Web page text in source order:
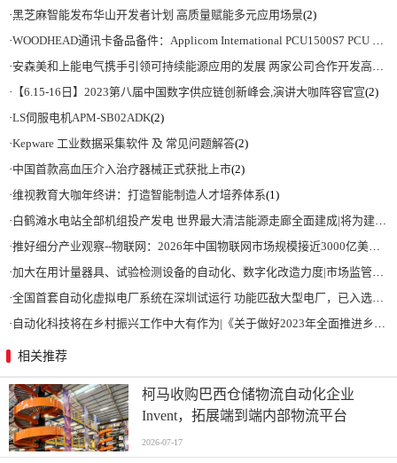
·黑芝麻智能发布华山开发者计划 高质量赋能多元应用场景(2)
·WOODHEAD通讯卡备品备件：Applicom International PCU1500S7 PCU 1500 S7 V4.5.0
·安森美和上能电气携手引领可持续能源应用的发展 两家公司合作开发高性能储能和太阳能组串式逆变器方案 以实现可持续的未来
· 【6.15-16日】2023第八届中国数字供应链创新峰会,演讲大咖阵容官宣(2)
·LS伺服电机APM-SB02ADK(2)
·Kepware 工业数据采集软件 及 常见问题解答(2)
·中国首款高血压介入治疗器械正式获批上市(2)
·维视教育大咖年终讲：打造智能制造人才培养体系(1)
·白鹤滩水电站全部机组投产发电 世界最大清洁能源走廊全面建成|将为建设新型能源体系、保障国家能源安全、实现“双碳”目标提供有力支撑
·推好细分产业观察--物联网：2026年中国物联网市场规模接近3000亿美元 智慧工厂、智慧城市、智慧电网等将占60%以上
·加大在用计量器具、试验检测设备的自动化、数字化改造力度|市场监管总局 工业和信息化部 关于促进企业计量能力提升的指导意见
·全国首套自动化虚拟电厂系统在深圳试运行 功能匹敌大型电厂，已入选国际典型案例
· 自动化科技将在乡村振兴工作中大有作为|《关于做好2023年全面推进乡村振兴重点工作的意见》发布
相关推荐
柯马收购巴西仓储物流自动化企业
Invent，拓展端到端内部物流平台
2026-07-17